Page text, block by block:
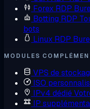
Forex RDP
Botting RDP
bots
Linux RDP
MODULES
VPS de
ISO
IPv4 dédié
IP